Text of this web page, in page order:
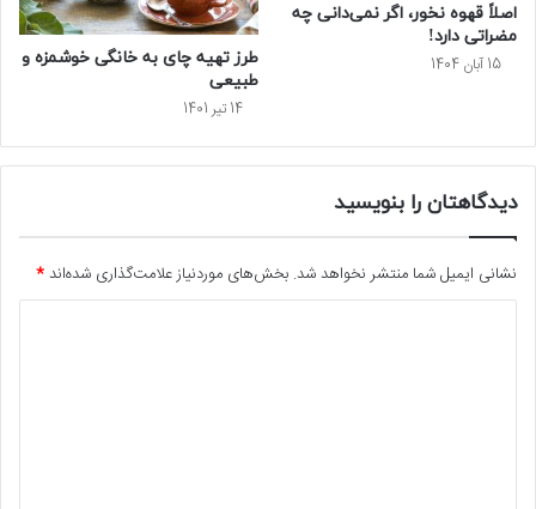
اصلاً قهوه نخور، اگر نمی‌دانی چه
مضراتی دارد!
15 آبان 1404
طرز تهیه چای به خانگی خوشمزه و
طبیعی
14 تیر 1401
دیدگاهتان را بنویسید
نشانی ایمیل شما منتشر نخواهد شد. بخش‌های موردنیاز علامت‌گذاری شده‌اند*